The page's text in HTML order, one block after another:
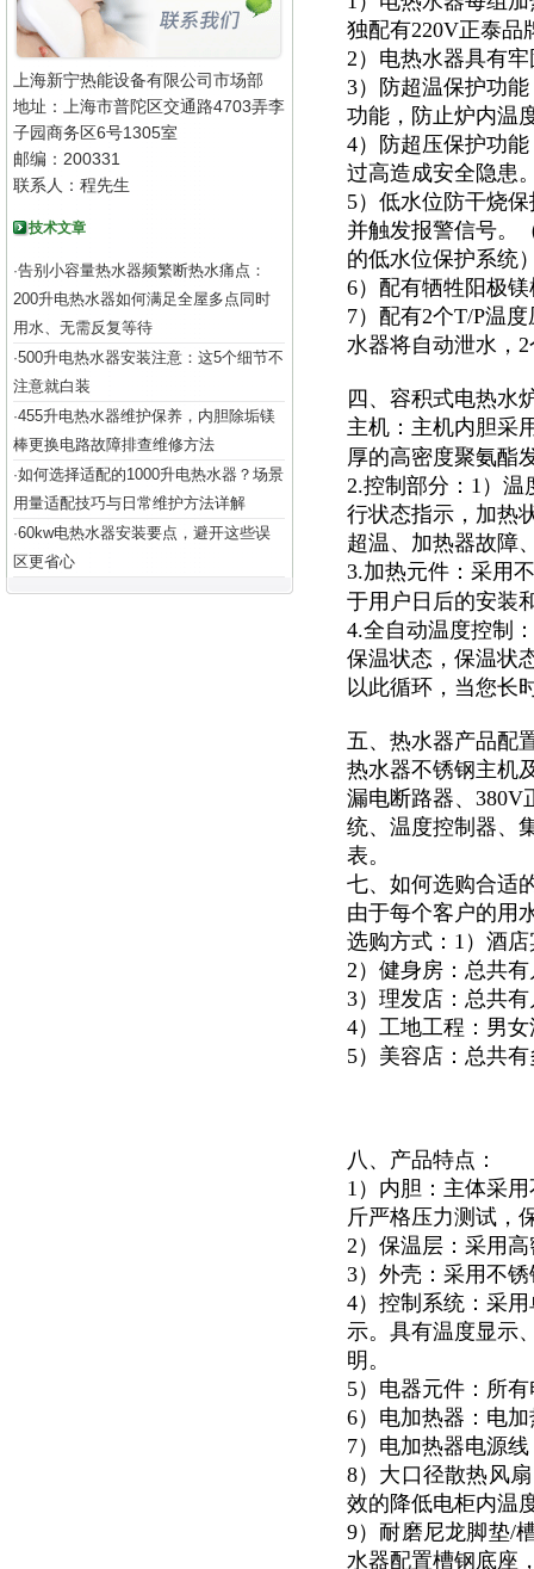
上海新宁热能设备有限公司市场部
地址：上海市普陀区交通路4703弄李
子园商务区6号1305室
邮编：200331
联系人：程先生
技术文章
·告别小容量热水器频繁断热水痛点：
200升电热水器如何满足全屋多点同时
用水、无需反复等待
·500升电热水器安装注意：这5个细节不
注意就白装
·455升电热水器维护保养，内胆除垢镁
棒更换电路故障排查维修方法
·如何选择适配的1000升电热水器？场景
用量适配技巧与日常维护方法详解
·60kw电热水器安装要点，避开这些误
区更省心
独配有220V正泰品
2）电热水器具有
3）防超温保护功
功能，防止炉内温
4）防超压保护功
过高造成安全隐患
5）低水位防干烧
并触发报警信号。
的低水位保护系统
6）配有牺牲阳极
7）配有2个T/P温
水器将自动泄水，
四、容积式电热水
主机：主机内胆采
厚的高密度聚氨酯
2.控制部分：1）温
行状态指示，加热
超温、加热器故障
3.加热元件：采用
于用户日后的安装
4.全自动温度控制
保温状态，保温状
以此循环，当您长
五、热水器产品配
热水器不锈钢主机
漏电断路器、380V
统、温度控制器、
表。
七、如何选购合适
由于每个客户的用
选购方式：1）酒
2）健身房：总共
3）理发店：总共
4）工地工程：男
5）美容店：总共
八、产品特点：
1）内胆：主体采
斤严格压力测试，
2）保温层：采用
3）外壳：采用不
4）控制系统：采
示。具有温度显示
明。
5）电器元件：所
6）电加热器：电
7）电加热器电源
8）大口径散热风
效的降低电柜内温
9）耐磨尼龙脚垫/
水器配置槽钢底座